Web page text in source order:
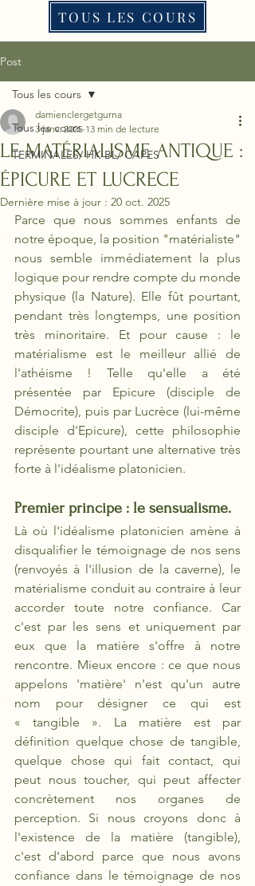
TOUS LES COURS
Post
Tous les cours
TERMINALES/ HK BL/ CAPES
Tous les cours
LE MATÉRIALISME ANTIQUE :
ÉPICURE ET LUCRECE
damienclergetgurna
3 janv. 2025 13 min de lecture
Dernière mise à jour : 20 oct. 2025
Parce que nous sommes enfants de
notre époque, la position "matérialiste"
nous semble immédiatement la plus
logique pour rendre compte du monde
physique (la Nature). Elle fût pourtant,
pendant très longtemps, une position
très minoritaire. Et pour cause : le
matérialisme est le meilleur allié de
l'athéisme ! Telle qu'elle a été
présentée par Epicure (disciple de
Démocrite), puis par Lucrèce (lui-même
disciple d'Epicure), cette philosophie
représente pourtant une alternative très
forte à l'idéalisme platonicien.
Premier principe : le sensualisme.
Là où l'idéalisme platonicien amène à
disqualifier le témoignage de nos sens
(renvoyés à l'illusion de la caverne), le
matérialisme conduit au contraire à leur
accorder toute notre confiance. Car
c'est par les sens et uniquement par
eux que la matière s'offre à notre
rencontre. Mieux encore : ce que nous
appelons 'matière' n'est qu'un autre
nom pour désigner ce qui est
«
tangible ». La matière est par
définition quelque chose de tangible,
quelque chose qui fait contact, qui
peut nous toucher, qui peut affecter
concrètement nos organes de
perception. Si nous croyons donc à
l'existence de la matière (tangible),
c'est d'abord parce que nous avons
confiance dans le témoignage de nos